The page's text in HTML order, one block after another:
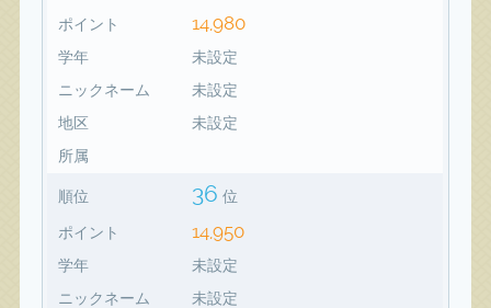
ポイント 14,980
学年
未設定
ニックネーム
未設定
地区
未設定
所属
順位 36 位
ポイント 14,950
学年
未設定
ニックネーム
未設定